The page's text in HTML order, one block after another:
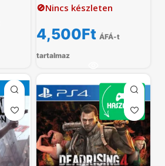
🚫Nincs készleten
4,500Ft ÁFÁ-t
tartalmaz